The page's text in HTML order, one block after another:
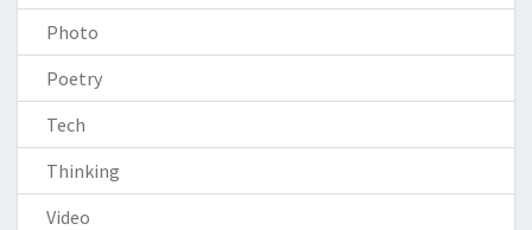
Photo
Poetry
Tech
Thinking
Video